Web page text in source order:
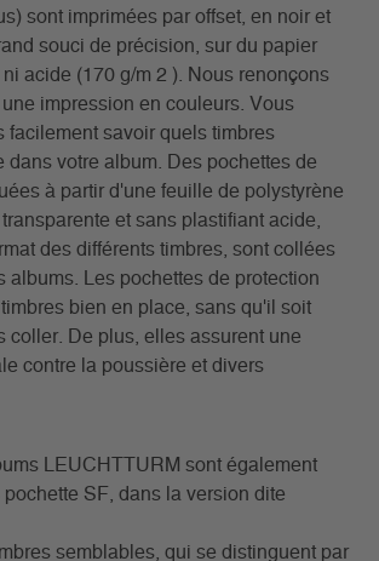
sont imprimées par offset, en noir et
souci de précision, sur du papier
acide (170 g/m 2 ). Nous renonçons
impression en couleurs. Vous
facilement savoir quels timbres
dans votre album. Des pochettes de
à partir d'une feuille de polystyrène
et sans plastifiant acide,
des différents timbres, sont collées
albums. Les pochettes de protection
bien en place, sans qu'il soit
coller. De plus, elles assurent une
contre la poussière et divers
LEUCHTTURM sont également
SF, dans la version dite
semblables, qui se distinguent par